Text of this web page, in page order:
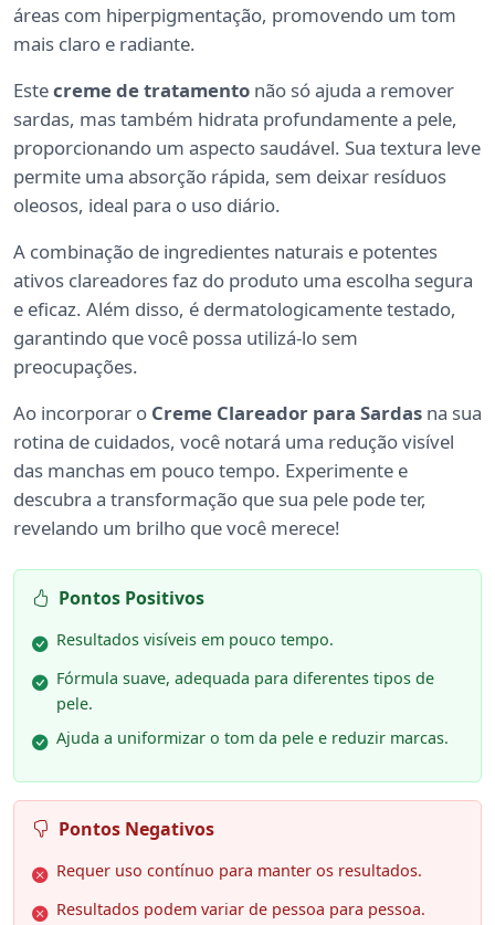
áreas com hiperpigmentação, promovendo um tom
mais claro e radiante.
Estecreme de tratamento não só ajuda a remover
sardas, mas também hidrata profundamente a pele,
proporcionando um aspecto saudável. Sua textura leve
permite uma absorção rápida, sem deixar resíduos
oleosos, ideal para o uso diário.
A combinação de ingredientes naturais e potentes
ativos clareadores faz do produto uma escolha segura
e eficaz. Além disso, é dermatologicamente testado,
garantindo que você possa utilizá-lo sem
preocupações.
Ao incorporar o Creme Clareador para Sardas na sua
rotina de cuidados, você notará uma redução visível
das manchas em pouco tempo. Experimente e
descubra a transformação que sua pele pode ter,
revelando um brilho que você merece!
Pontos Positivos
Resultados visíveis em pouco tempo.
Fórmula suave, adequada para diferentes tipos de
pele.
Ajuda a uniformizar o tom da pele e reduzir marcas.
Pontos Negativos
Requer uso contínuo para manter os resultados.
Resultados podem variar de pessoa para pessoa.